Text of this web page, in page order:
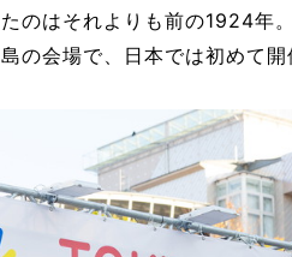
のはそれよりも前の1924
の会場で、日本では初めて